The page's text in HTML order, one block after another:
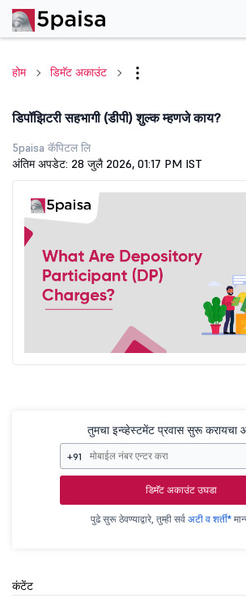
होम डिमॅट अकाउंट
डिपॉझिटरी सहभागी (डीपी) शुल्क म्हणजे काय?
5paisa कॅपिटल लि
अंतिम अपडेट: 28 जुलै 2026, 01:17 PM IST
तुमचा इन्व्हेस्टमेंट प्रवास सुरू करायचा
+91
डिमॅट अकाउंट उघडा
पुढे सुरू ठेवण्याद्वारे, तुम्ही सर्व अटी व शर्ती*
कंटेंट